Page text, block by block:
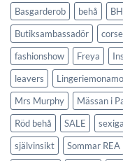
Basgarderob
behå BH
Butiksambassadör
fashionshow
Freya
leavers
Mrs Murphy
Mässan i
Röd behå
SALE
självinsikt
Sommar REA